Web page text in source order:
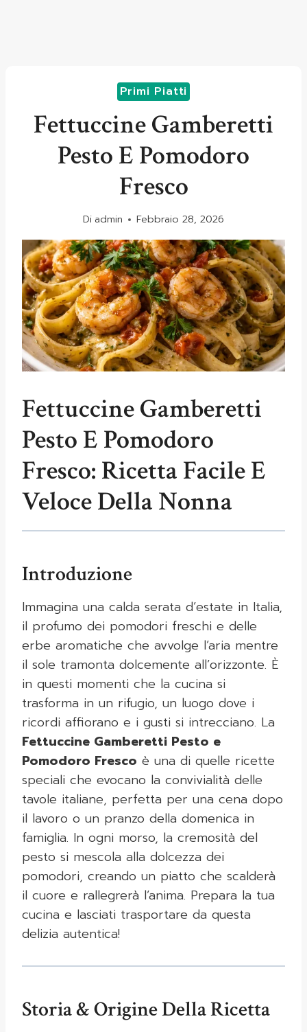
Primi Piatti
Fettuccine Gamberetti
Pesto E Pomodoro
Fresco
Di admin Febbraio 28, 2026
Fettuccine Gamberetti
Pesto E Pomodoro
Fresco: Ricetta Facile E
Veloce Della Nonna
Introduzione
Immagina una calda serata d’estate in Italia,
il profumo dei pomodori freschi e delle
erbe aromatiche che avvolge l’aria mentre
il sole tramonta dolcemente all’orizzonte. È
in questi momenti che la cucina si
trasforma in un rifugio, un luogo dove i
ricordi affiorano e i gusti si intrecciano. La
Fettuccine Gamberetti Pesto e
Pomodoro Fresco è una di quelle ricette
speciali che evocano la convivialità delle
tavole italiane, perfetta per una cena dopo
il lavoro o un pranzo della domenica in
famiglia. In ogni morso, la cremosità del
pesto si mescola alla dolcezza dei
pomodori, creando un piatto che scalderà
il cuore e rallegrerà l’anima. Prepara la tua
cucina e lasciati trasportare da questa
delizia autentica!
Storia & Origine Della Ricetta